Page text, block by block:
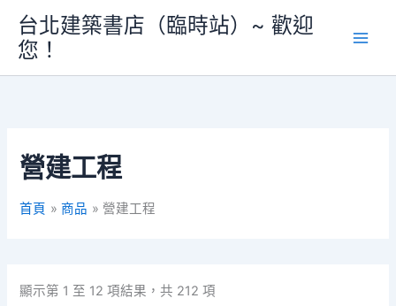
要
台北建築書店（臨時站）~ 歡迎
您！
營建工程
首頁 商品 營建工程
顯示第 1 至 12 項結果，共 212 項